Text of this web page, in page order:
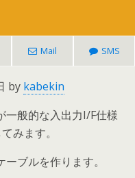
Mail SMS
by kabekin
一般的な入出力I/F仕様
みます。
ブルを作ります。